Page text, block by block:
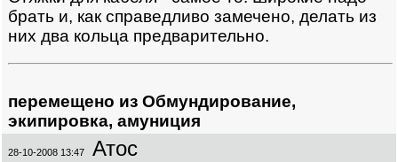
брать и, как справедливо замечено, делать из
них два кольца предварительно.
перемещено из Обмундирование,
экипировка, амуниция
28-10-2008 13:47 Атос